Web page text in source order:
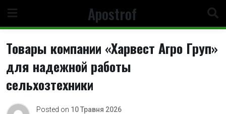
content
Apostrof
Товары компании «Харвест Агро Груп»
для надежной работы
сельхозтехники
Posted on 10 Травня 2026